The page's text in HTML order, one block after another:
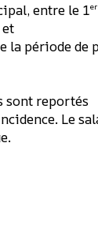
entre le 1er
la période de
sont reportés
Le